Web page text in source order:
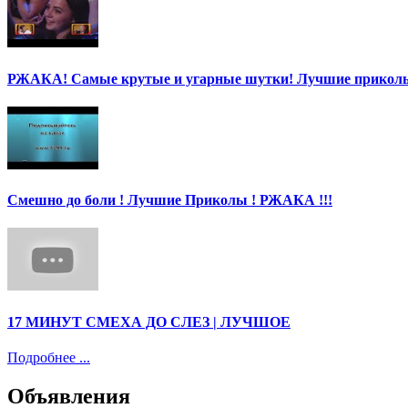
РЖАКА! Самые крутые и угарные шутки! Лучшие
Смешно до боли ! Лучшие Приколы ! РЖАКА !!!
17 МИНУТ СМЕХА ДО СЛЕЗ | ЛУЧШОЕ
Подробнее ...
Объявления